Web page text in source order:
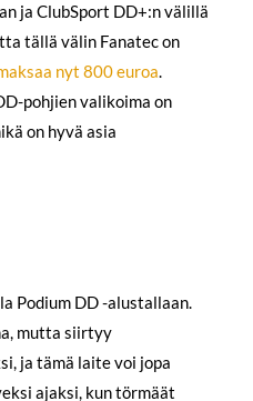
ja ClubSport DD+:n välillä
tällä välin Fanatec on
nyt 800 euroa.
pohjien valikoima on
on hyvä asia
Podium DD -alustallaan.
mutta siirtyy
ja tämä laite voi jopa
ajaksi, kun törmäät